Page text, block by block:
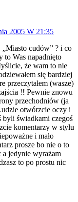
2005 W 21:35
cudów” ? i co
to Was napadnięto
że wam to nie
się bardziej
przeczytałem (wasze)
!! Pewnie znowu
przechodniów (ja
otwórzcie oczy i
byli świadkami czegoś
komentarzy w stylu
i mało
prosze bo nie o to
jedynie wyrażam
to po prostu nic